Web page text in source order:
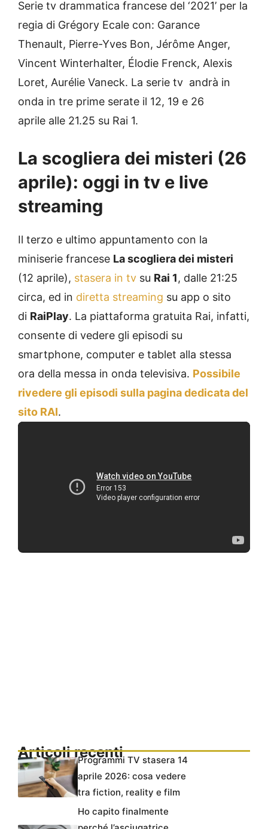
Serie tv drammatica francese del ‘2021’ per la
regia di Grégory Ecale con: Garance
Thenault, Pierre-Yves Bon, Jérôme Anger,
Vincent Winterhalter, Élodie Frenck, Alexis
Loret, Aurélie Vaneck. La serie tv andrà in
onda in tre prime serate il 12, 19 e 26
aprile alle 21.25 su Rai 1.
La scogliera dei misteri (26
aprile): oggi in tv e live
streaming
Il terzo e ultimo appuntamento con la
miniserie francese La scogliera dei misteri
(12 aprile), stasera in tv su Rai 1, dalle 21:25
circa, ed in diretta streaming su app o sito
di RaiPlay. La piattaforma gratuita Rai, infatti,
consente di vedere gli episodi su
smartphone, computer e tablet alla stessa
ora della messa in onda televisiva. Possibile
rivedere gli episodi sulla pagina dedicata del
sito RAI.
Articoli recentiProgrammi TV stasera 14
aprile 2026: cosa vedere
tra fiction, reality e film
Ho capito finalmente